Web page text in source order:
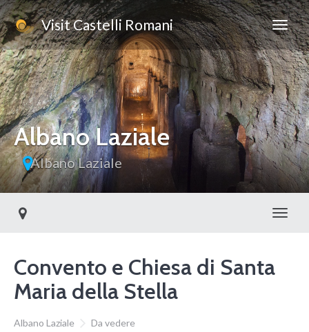
Visit Castelli Romani
Albano Laziale
Albano Laziale
Convento e Chiesa di Santa
Maria della Stella
Albano Laziale Da vedere